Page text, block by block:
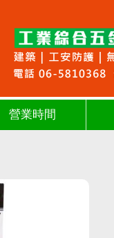
營業時間